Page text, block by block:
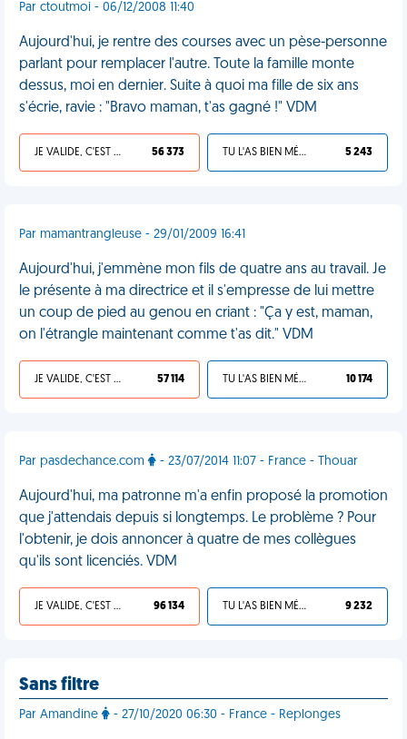
Par ctoutmoi - 06/12/2008 11:40
Aujourd'hui, je rentre des courses avec un pèse-personne
parlant pour remplacer l'autre. Toute la famille monte
dessus, moi en dernier. Suite à quoi ma fille de six ans
s'écrie, ravie : "Bravo maman, t'as gagné !" VDM
JE VALIDE, C'EST UNE VDM 56 373 TU L'AS BIEN MÉRITÉ 5 243
Par mamantrangleuse - 29/01/2009 16:41
Aujourd'hui, j'emmène mon fils de quatre ans au travail. Je
le présente à ma directrice et il s'empresse de lui mettre
un coup de pied au genou en criant : "Ça y est, maman,
on l'étrangle maintenant comme t'as dit." VDM
JE VALIDE, C'EST UNE VDM 57 114 TU L'AS BIEN MÉRITÉ 10 174
Par pasdechance.com - 23/07/2014 11:07 - France - Thouar
Aujourd'hui, ma patronne m'a enfin proposé la promotion
que j'attendais depuis si longtemps. Le problème ? Pour
l'obtenir, je dois annoncer à quatre de mes collègues
qu'ils sont licenciés. VDM
JE VALIDE, C'EST UNE VDM 96 134 TU L'AS BIEN MÉRITÉ 9 232
Sans filtre
Par Amandine - 27/10/2020 06:30 - France - Replonges